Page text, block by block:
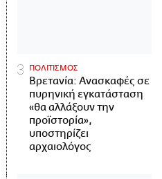
ΠΟΛΙΤΙΣΜΟΣ
Βρετανία: Ανασκαφές σε
πυρηνική εγκατάσταση
«θα αλλάξουν την
προϊστορία»,
υποστηρίζει
αρχαιολόγος